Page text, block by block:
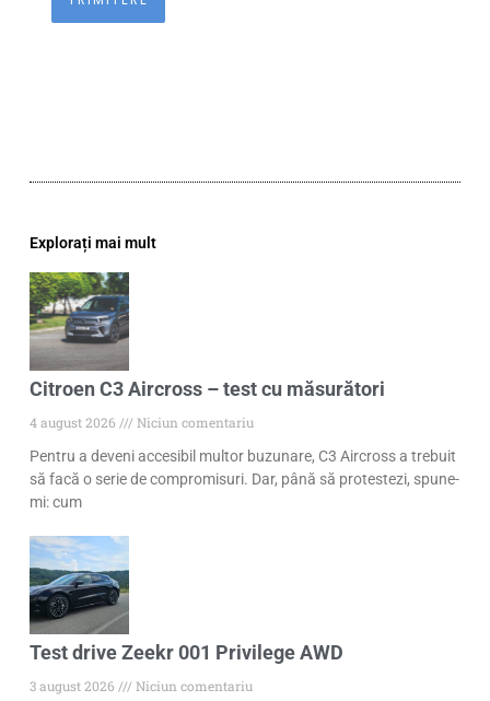
Explorați mai mult
Citroen C3 Aircross – test cu măsurători
4 august 2026
Niciun comentariu
Pentru a deveni accesibil multor buzunare, C3 Aircross a trebuit
să facă o serie de compromisuri. Dar, până să protestezi, spune-
mi: cum
Test drive Zeekr 001 Privilege AWD
3 august 2026
Niciun comentariu